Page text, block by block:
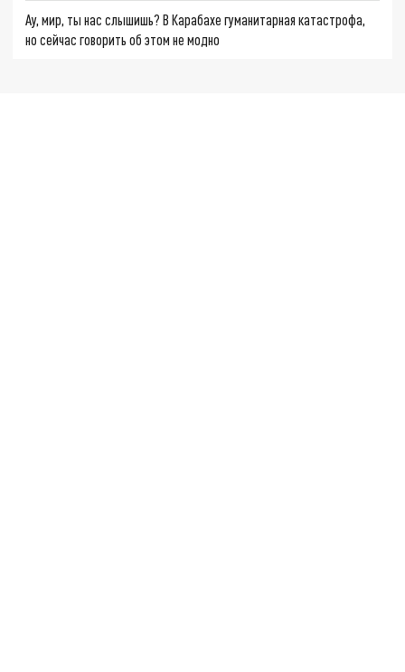
Ау, мир, ты нас слышишь? В Карабахе гуманитарная катастрофа,
но сейчас говорить об этом не модно